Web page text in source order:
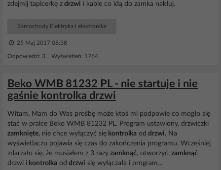
zdejmij tapicerkę z drzwi i kable co idą do zamka nakłuj.
Samochody Elektryka i elektronika
25 Maj 2017 08:38
Odpowiedzi: 3 Wyświetleń: 1764
Beko WMB 81232 PL - nie startuje i nie
gaśnie kontrolka drzwi
Witam. Mam do Was prośbę może ktoś mi podpowie co mogło się
stać w pralce Beko WMB 81232 PL. Program ustawiony, drzwiczki
zamknięte, nie chce wyłączyć się kontrolka od drzwi. Na
wyświetlaczu pojawia się czas do zakończenia programu. Wcześniej
zdarzało się, że musiałem z 3 razy zamknąć, otworzyć, zamknąć
drzwi i kontrolka od drzwi się wyłączała i program...